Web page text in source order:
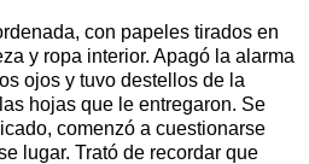
con papeles tirados en
y ropa interior. Apagó la alarma
ojos y tuvo destellos de la
hojas que le entregaron. Se
comenzó a cuestionarse
lugar. Trató de recordar que